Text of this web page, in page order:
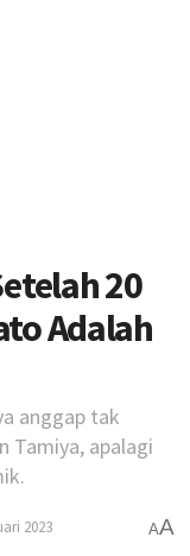
20
Adalah
anggap tak
Tamiya, apalagi
2023 AA